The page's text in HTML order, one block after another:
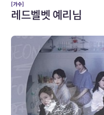
[가수]
레드벨벳 예리님